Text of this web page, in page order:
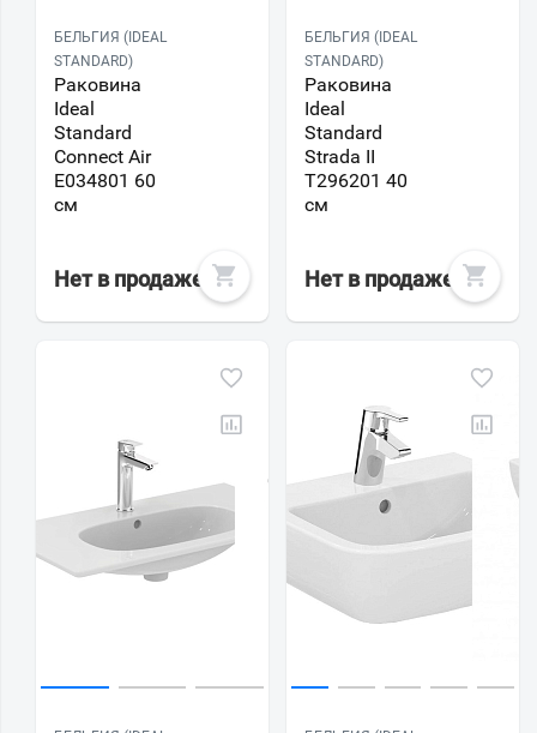
БЕЛЬГИЯ (IDEAL
STANDARD)
Раковина
Ideal
Standard
Connect Air
E034801 60
см
Нет в продаже
БЕЛЬГИЯ (IDEAL
STANDARD)
Раковина
Ideal
Standard
Strada II
T296201 40
см
Нет в продаже